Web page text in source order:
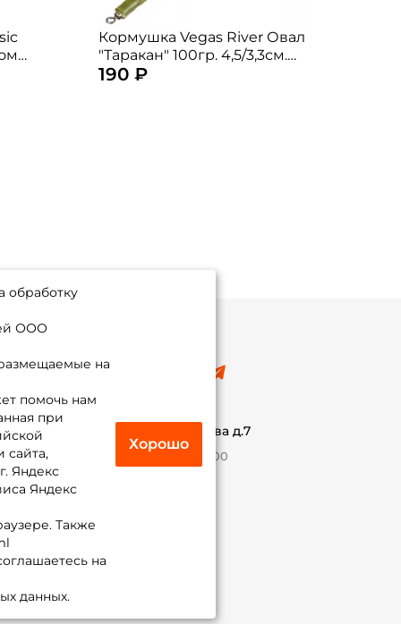
Кормушка Vegas River Овал
"Таракан" 100гр. 4,5/3,3см.
1шт.
190 ₽
обработку
ООО
на
помочь нам
при
сайта,
Яндекс
Яндекс
Также
на
данных.
Хорошо
8 (495) 532-77-88
ул. Плеханова д.7
Ежедневно 10:00 до 20:00